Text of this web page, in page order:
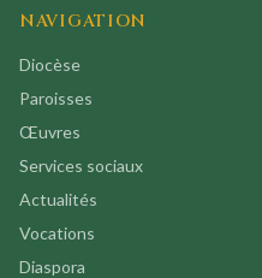
NAVIGATION
Diocèse
Paroisses
Œuvres
Services sociaux
Actualités
Vocations
Diaspora